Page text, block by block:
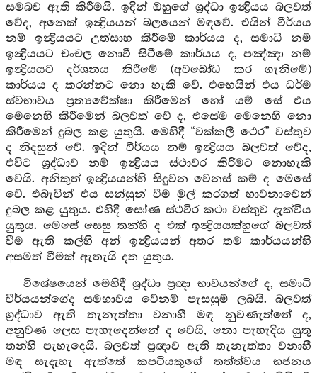
සමබව ඇති කිරීමයි. ඉදින් ඔහුගේ ශ්‍රද්ධා ඉන්‍ද්‍රියය බලවත්
වේද, අනෙක් ඉන්‍ද්‍රියයන් බලයෙන් මඳවේ. එයින් වීර්යය
නම් ඉන්‍ද්‍රියයට උත්සාහ කිරීමේ කාර්යය ද, සමාධි නම්
ඉන්‍ද්‍රියයට චංචල නොවී සිටීමේ කාර්යය ද, පඤ්ඤා නම්
ඉන්‍ද්‍රියයට දර්ශනය කිරීමේ (අවබෝධ කර ගැනීමේ)
කාර්යය ද කරන්නට නො හැකි වේ. එහෙයින් එය ධර්ම
ස්වභාවය ප්‍රත්‍යවේක්ෂා කිරීමෙන් හෝ යම් සේ එය
මෙනෙහි කිරීමෙන් බලවත් වේ ද, එසේම මෙනෙහි නො
කිරීමෙන් දුබල කළ යුතුයි. මෙහිදී “වක්කලී ථෙර” වස්තුව
ද නිදසුන් වේ. ඉදින් වීර්යය නම් ඉන්‍ද්‍රියය බලවත් වේද,
එවිට ශ්‍රද්ධාව නම් ඉන්‍ද්‍රියය ස්ථාවර කිරීමට නොහැකි
වෙයි. අනිකුත් ඉන්‍ද්‍රියයන්හි සිදුවන වෙනස් කම් ද මෙසේ
වේ. එබැවින් එය සන්සුන් වීම මුල් කරගත් භාවනාවෙන්
දුබල කළ යුතුය. එහිදී සෝණ ස්ථවිර කථා වස්තුව දැක්විය
යුතුය. මෙසේ සෙසු තන්හි ද එක් ඉන්‍ද්‍රියයක්හුගේ බලවත්
වීම ඇති කල්හි අන් ඉන්‍ද්‍රියයන් අතර තම කාර්යයන්හි
අසමත් වීමක් ඇතැයි දත යුතුය.
විශේෂයෙන් මෙහිදී ශ්‍රද්ධා ප්‍රඥා භාවයන්ගේ ද, සමාධි
වීර්යයන්ගේද සමභාවය වේනම් පැසසුම් ලබයි. බලවත්
ශ්‍රද්ධාව ඇති තැනැත්තා වනාහී මඳ නුවණැත්තේ ද,
අනුවණ ලෙස පැහැදෙන්නේ ද වෙයි, නො පැහැදිය යුතු
තන්හි පැහැදෙයි. බලවත් ප්‍රඥාව ඇති තැනැත්තා වනාහී
මඳ සැදැහැ ඇත්තේ කපටියකුගේ තත්ත්වය භජනය